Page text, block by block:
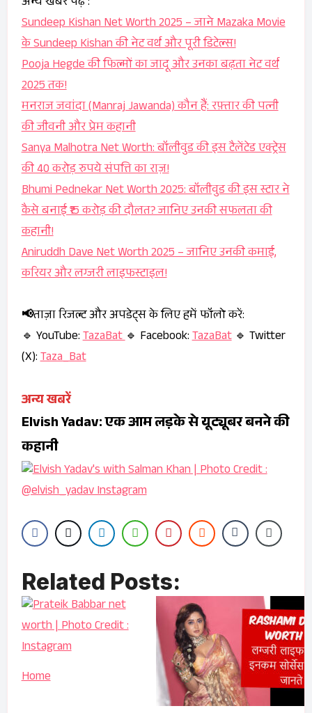
Sundeep Kishan Net Worth 2025 – जाने Mazaka Movie
के Sundeep Kishan की नेट वर्थ और पूरी डिटेल्स!
Pooja Hegde की फिल्मों का जादू और उनका बढ़ता नेट वर्थ
2025 तक!
मनराज जवांदा (Manraj Jawanda) कौन हैं: रफ़्तार की पत्नी
की जीवनी और प्रेम कहानी
Sanya Malhotra Net Worth: बॉलीवुड की इस टैलेंटेड एक्ट्रेस
की 40 करोड़ रुपये संपत्ति का राज़!
Bhumi Pednekar Net Worth 2025: बॉलीवुड की इस स्टार ने
कैसे बनाई ₹15 करोड़ की दौलत? जानिए उनकी सफलता की
कहानी!
Aniruddh Dave Net Worth 2025 – जानिए उनकी कमाई,
करियर और लग्जरी लाइफस्टाइल!
📢ताज़ा रिजल्ट और अपडेट्स के लिए हमें फॉलो करें:
🔹 YouTube:TazaBat🔹 Facebook:TazaBat🔹 Twitter
(X):Taza_Bat
अन्य खबरें
Elvish Yadav: एक आम लड़के से यूट्यूबर बनने की
कहानी
Related Posts:
Home